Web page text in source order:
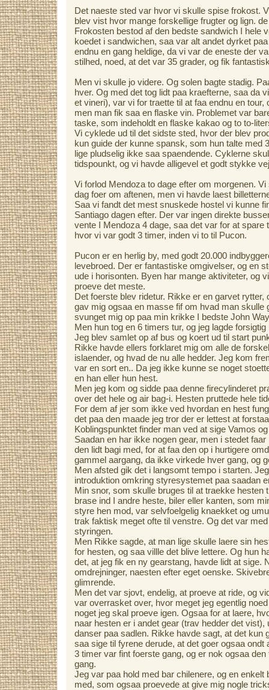
Det naeste sted var hvor vi skulle spise frokost.
blev vist hvor mange forskellige frugter og lign.
Frokosten bestod af den bedste sandwich I hele
koedet i sandwichen, saa var alt andet dyrket
endnu en gang heldige, da vi var de eneste der
stilhed, noed, at det var 35 grader, og fik
Men vi skulle jo videre. Og solen bagte stadig.
hver. Og med det tog lidt paa kraefterne, saa da
et vineri), var vi for traette til at faa endnu en tour,
men man fik saa en flaske vin. Problemet var
taske, som indeholdt en flaske kakao og to to-
Vi cyklede ud til det sidste sted, hvor der blev
kun guide der kunne spansk, som hun talte med
lige pludselig ikke saa spaendende. Cyklerne
tidspounkt, og vi havde alligevel et godt stykke
Vi forlod Mendoza to dage efter om morgenen.
dag foer om aftenen, men vi havde laest
Saa vi fandt det mest snuskede hostel vi kunne
Santiago dagen efter. Der var ingen direkte
vente I Mendoza 4 dage, saa det var for at spare
hvor vi var godt 3 timer, inden vi to til Pucon.
Pucon er en herlig by, med godt 20.000
levebroed. Der er fantastiske omgivelser, og en
ude i horisonten. Byen har mange aktiviteter, og
proeve det meste.
Det foerste blev ridetur. Rikke er en garvet rytter,
gav mig ogsaa en masse fif om hvad man skulle
svunget mig op paa min krikke I bedste John
Men hun tog en 6 timers tur, og jeg lagde
Jeg blev samlet op af bus og koert ud til start
Rikke havde ellers forklaret mig om alle de
islaender, og hvad de nu alle hedder. Jeg kom
var en sort en.. Da jeg ikke kunne se noget
en han eller hun hest.
Men jeg kom og sidde paa denne firecylinderet
over det hele og air bag-i. Hesten pruttede hele
For dem af jer som ikke ved hvordan en hest
det paa den maade jeg tror der er lettest at
Koblingspunktet finder man ved at sige Vamos
Saadan en har ikke nogen gear, men i stedet
den lidt bagi med, for at faa den op i hurtigere
gammel aargang, da ikke virkede hver gang, og
Men afsted gik det i langsomt tempo i starten.
introduktion omkring styresystemet paa saadan
Min snor, som skulle bruges til at traekke hesten
brase ind I andre heste, biler eller kanten, som
styre hen mod, var selvfoelgelig knaekket og
trak faktisk meget ofte til venstre. Og det var
styringen.
Men Rikke sagde, at man lige skulle laere sin
for hesten, og saa villle det blive lettere. Og hun
det, at jeg fik en ny gearstang, havde lidt at sige.
omdrejninger, naesten efter eget oenske.
glimrende.
Men det var sjovt, endelig, at proeve at ride, og
var overrasket over, hvor meget jeg egentlig
noget jeg skal proeve igen. Ogsaa for at laere,
naar hesten er i andet gear (trav hedder det vist),
danser paa sadlen. Rikke havde sagt, at det kun
saa sige til fyrene derude, at det goer ogsaa ondt
3 timer var fint foerste gang, og er nok ogsaa
gang.
Jeg var paa hold med bar chilenere, og en enkelt
med, som ogsaa proevede at give mig nogle